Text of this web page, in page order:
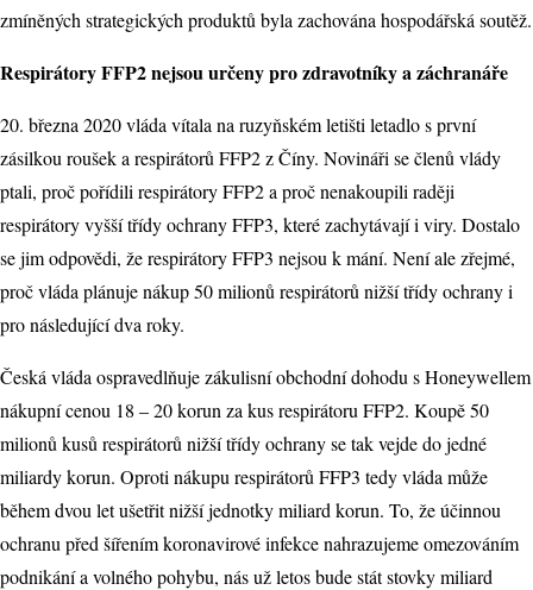
zmíněných strategických produktů byla zachována hospodářská soutěž.
Respirátory FFP2 nejsou určeny pro zdravotníky a záchranáře
20. března 2020 vláda vítala na ruzyňském letišti letadlo s první
zásilkou roušek a respirátorů FFP2 z Číny. Novináři se členů vlády
ptali, proč pořídili respirátory FFP2 a proč nenakoupili raději
respirátory vyšší třídy ochrany FFP3, které zachytávají i viry. Dostalo
se jim odpovědi, že respirátory FFP3 nejsou k mání. Není ale zřejmé,
proč vláda plánuje nákup 50 milionů respirátorů nižší třídy ochrany i
pro následující dva roky.
Česká vláda ospravedlňuje zákulisní obchodní dohodu s Honeywellem
nákupní cenou 18 – 20 korun za kus respirátoru FFP2. Koupě 50
milionů kusů respirátorů nižší třídy ochrany se tak vejde do jedné
miliardy korun. Oproti nákupu respirátorů FFP3 tedy vláda může
během dvou let ušetřit nižší jednotky miliard korun. To, že účinnou
ochranu před šířením koronavirové infekce nahrazujeme omezováním
podnikání a volného pohybu, nás už letos bude stát stovky miliard